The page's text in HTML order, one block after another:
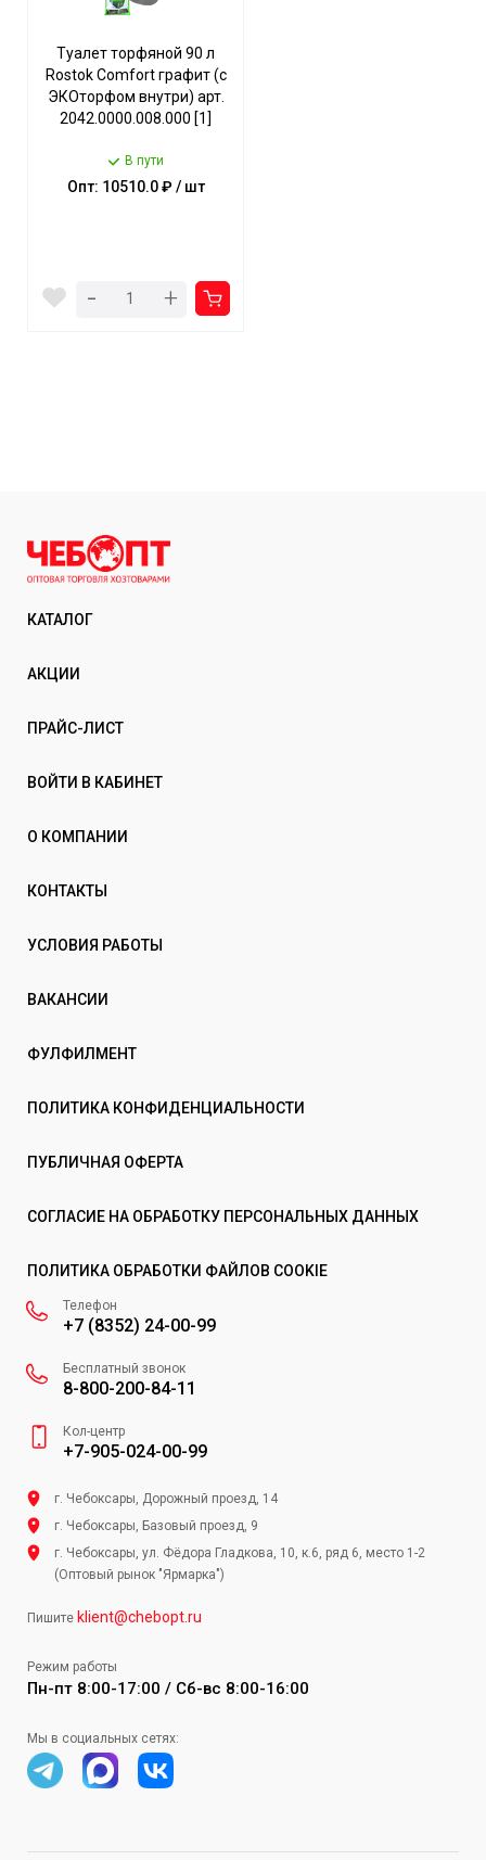
Туалет торфяной 90 л
Rostok Сomfort графит (с
ЭКОторфом внутри) арт.
2042.0000.008.000 [1]
В пути
Опт: 10510.0 ₽ / шт
- +
КАТАЛОГ
АКЦИИ
ПРАЙС-ЛИСТ
ВОЙТИ В КАБИНЕТ
О КОМПАНИИ
КОНТАКТЫ
УСЛОВИЯ РАБОТЫ
ВАКАНСИИ
ФУЛФИЛМЕНТ
ПОЛИТИКА КОНФИДЕНЦИАЛЬНОСТИ
ПУБЛИЧНАЯ ОФЕРТА
СОГЛАСИЕ НА ОБРАБОТКУ ПЕРСОНАЛЬНЫХ ДАННЫХ
ПОЛИТИКА ОБРАБОТКИ ФАЙЛОВ COOKIE
Телефон
+7 (8352) 24-00-99
Бесплатный звонок
8-800-200-84-11
Кол-центр
+7-905-024-00-99
г. Чебоксары, Дорожный проезд, 14
г. Чебоксары, Базовый проезд, 9
г. Чебоксары, ул. Фёдора Гладкова, 10, к.6, ряд 6, место 1-2
(Оптовый рынок "Ярмарка")
Пишите klient@chebopt.ru
Режим работы
Пн-пт 8:00-17:00 / Сб-вс 8:00-16:00
Мы в социальных сетях: